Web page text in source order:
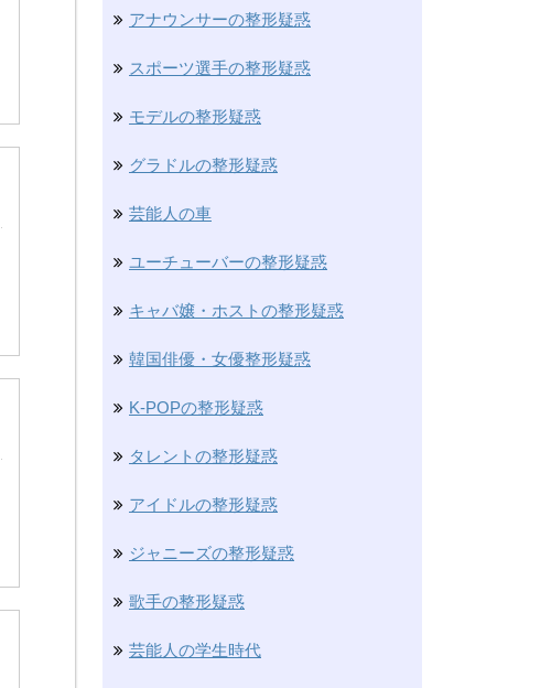
アナウンサーの整形疑惑
スポーツ選手の整形疑惑
モデルの整形疑惑
グラドルの整形疑惑
芸能人の車
ユーチューバーの整形疑惑
キャバ嬢・ホストの整形疑惑
韓国俳優・女優整形疑惑
K-POPの整形疑惑
タレントの整形疑惑
アイドルの整形疑惑
ジャニーズの整形疑惑
歌手の整形疑惑
芸能人の学生時代